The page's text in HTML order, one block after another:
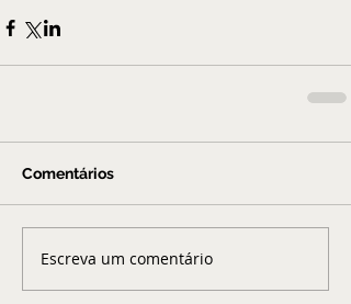
Comentários
Escreva um comentário